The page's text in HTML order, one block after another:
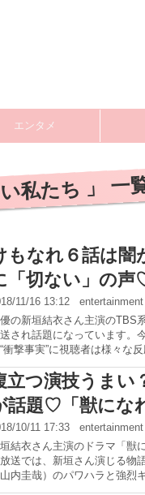
エンタメ
私たち 」 一
もなれ６話は闇
「切ない」の
11/16 13:12
entertainment
の新垣結衣さん主演のTBS
され話題になっています。
衝撃事実”に視聴者は様々な
立つ演技うまい
話題♡「獣にな
10/11 17:33
entertainment
結衣さん主演のドラマ「獣
送では、新垣さん演じる物
山内圭哉）のパワハラと強